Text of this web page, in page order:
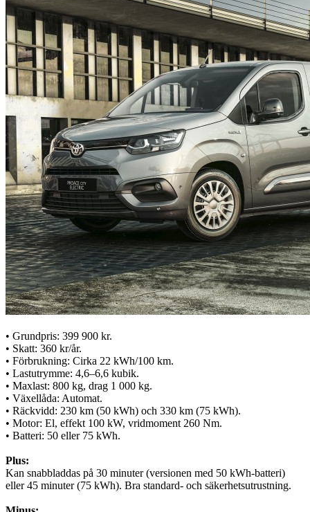
• Grundpris: 399 900 kr.
• Skatt: 360 kr/år.
• Förbrukning: Cirka 22 kWh/100 km.
• Lastutrymme: 4,6–6,6 kubik.
• Maxlast: 800 kg, drag 1 000 kg.
• Växellåda: Automat.
• Räckvidd: 230 km (50 kWh) och 330 km (75 kWh).
• Motor: El, effekt 100 kW, vridmoment 260 Nm.
• Batteri: 50 eller 75 kWh.
Plus:
Kan snabbladdas på 30 minuter (versionen med 50 kWh-batteri)
eller 45 minuter (75 kWh). Bra standard- och säkerhetsutrustning.